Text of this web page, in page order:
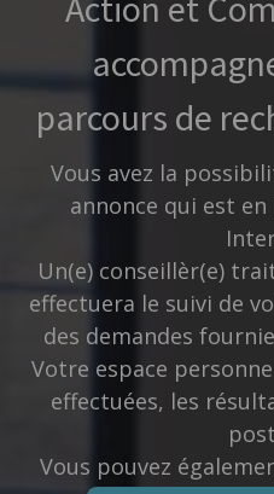
parcours de
Vous avez la
annonce qui est
Un(e) conseillèr(e)
effectuera le suivi de
des demandes
Votre espace
effectuées, les
Vous pouvez